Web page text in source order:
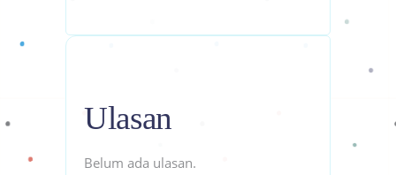
Ulasan
Belum ada ulasan.